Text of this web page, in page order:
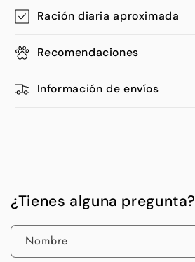
Ración diaria aproximada
Recomendaciones
Información de envíos
¿Tienes alguna pregunta?
Nombre